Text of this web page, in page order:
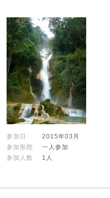
参加日
2015年03月
参加形態
一人参加
参加人数
1人